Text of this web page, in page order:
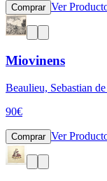
Comprar Ver
Miovinens
Beaulieu, Sebastian
90€
Comprar Ver